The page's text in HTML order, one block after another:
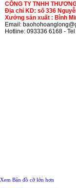
CÔNG TY TNHH
Địa chỉ KD: số 336
Xưởng sản xuất : Bình
Email:
Hotline: 093336 6168 -
Xem Bản đồ cỡ lớn hơn